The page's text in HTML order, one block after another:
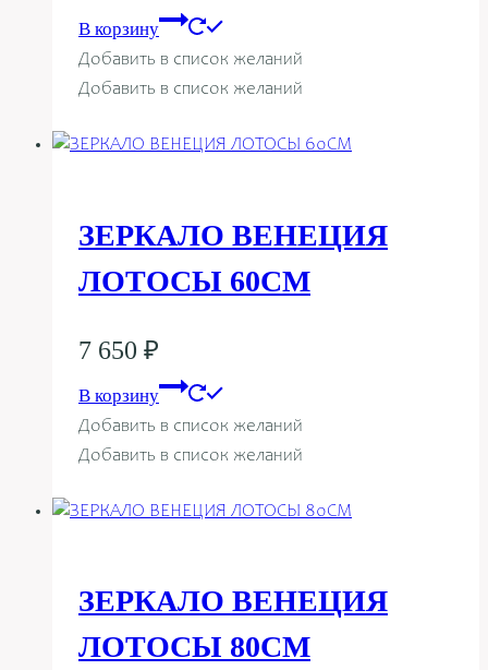
В корзину
Добавить в список желаний
Добавить в список желаний
ЗЕРКАЛО ВЕНЕЦИЯ
ЛОТОСЫ 60СМ
7 650 ₽
В корзину
Добавить в список желаний
Добавить в список желаний
ЗЕРКАЛО ВЕНЕЦИЯ
ЛОТОСЫ 80СМ